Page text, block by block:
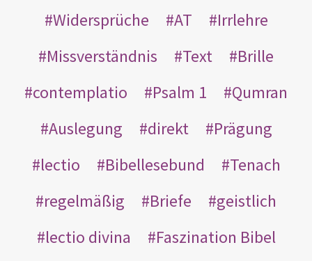
Widersprüche
AT
Irrlehre
Missverständnis
Text
Brille
contemplatio
Psalm 1
Qumran
Auslegung
direkt
Prägung
lectio
Bibellesebund
Tenach
regelmäßig
Briefe
geistlich
lectio divina
Faszination Bibel